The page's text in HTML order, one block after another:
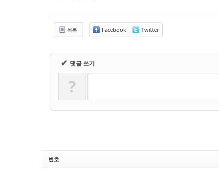
목록 Facebook Twitter
✔ 댓글 쓰기
?
번호